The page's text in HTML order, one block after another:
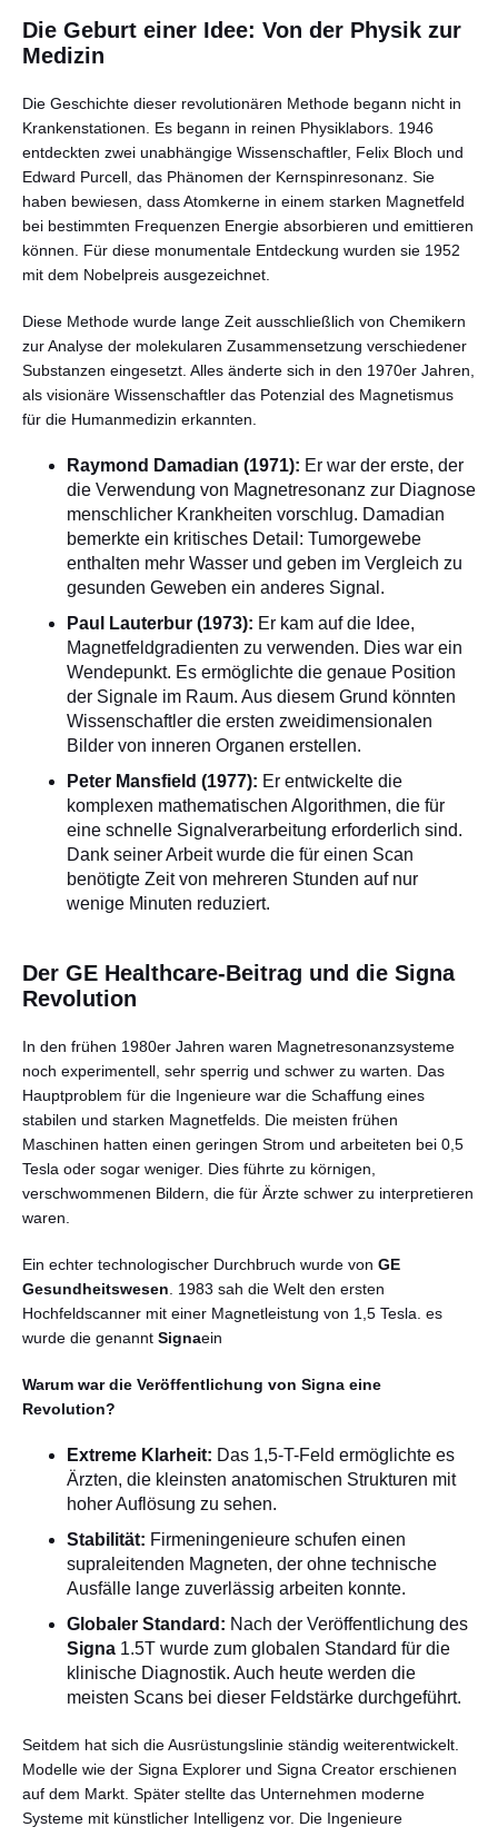
Die Geburt einer Idee: Von der Physik zur
Medizin
Die Geschichte dieser revolutionären Methode begann nicht in
Krankenstationen. Es begann in reinen Physiklabors. 1946
entdeckten zwei unabhängige Wissenschaftler, Felix Bloch und
Edward Purcell, das Phänomen der Kernspinresonanz. Sie
haben bewiesen, dass Atomkerne in einem starken Magnetfeld
bei bestimmten Frequenzen Energie absorbieren und emittieren
können. Für diese monumentale Entdeckung wurden sie 1952
mit dem Nobelpreis ausgezeichnet.
Diese Methode wurde lange Zeit ausschließlich von Chemikern
zur Analyse der molekularen Zusammensetzung verschiedener
Substanzen eingesetzt. Alles änderte sich in den 1970er Jahren,
als visionäre Wissenschaftler das Potenzial des Magnetismus
für die Humanmedizin erkannten.
Raymond Damadian (1971): Er war der erste, der
die Verwendung von Magnetresonanz zur Diagnose
menschlicher Krankheiten vorschlug. Damadian
bemerkte ein kritisches Detail: Tumorgewebe
enthalten mehr Wasser und geben im Vergleich zu
gesunden Geweben ein anderes Signal.
Paul Lauterbur (1973): Er kam auf die Idee,
Magnetfeldgradienten zu verwenden. Dies war ein
Wendepunkt. Es ermöglichte die genaue Position
der Signale im Raum. Aus diesem Grund könnten
Wissenschaftler die ersten zweidimensionalen
Bilder von inneren Organen erstellen.
Peter Mansfield (1977): Er entwickelte die
komplexen mathematischen Algorithmen, die für
eine schnelle Signalverarbeitung erforderlich sind.
Dank seiner Arbeit wurde die für einen Scan
benötigte Zeit von mehreren Stunden auf nur
wenige Minuten reduziert.
Der GE Healthcare-Beitrag und die Signa
Revolution
In den frühen 1980er Jahren waren Magnetresonanzsysteme
noch experimentell, sehr sperrig und schwer zu warten. Das
Hauptproblem für die Ingenieure war die Schaffung eines
stabilen und starken Magnetfelds. Die meisten frühen
Maschinen hatten einen geringen Strom und arbeiteten bei 0,5
Tesla oder sogar weniger. Dies führte zu körnigen,
verschwommenen Bildern, die für Ärzte schwer zu interpretieren
waren.
Ein echter technologischer Durchbruch wurde von GE
Gesundheitswesen . 1983 sah die Welt den ersten
Hochfeldscanner mit einer Magnetleistung von 1,5 Tesla. es
wurde die genannt Signaein
Warum war die Veröffentlichung von Signa eine
Revolution?
Extreme Klarheit: Das 1,5-T-Feld ermöglichte es
Ärzten, die kleinsten anatomischen Strukturen mit
hoher Auflösung zu sehen.
Stabilität: Firmeningenieure schufen einen
supraleitenden Magneten, der ohne technische
Ausfälle lange zuverlässig arbeiten konnte.
Globaler Standard: Nach der Veröffentlichung des
Signa 1.5T wurde zum globalen Standard für die
klinische Diagnostik. Auch heute werden die
meisten Scans bei dieser Feldstärke durchgeführt.
Seitdem hat sich die Ausrüstungslinie ständig weiterentwickelt.
Modelle wie der Signa Explorer und Signa Creator erschienen
auf dem Markt. Später stellte das Unternehmen moderne
Systeme mit künstlicher Intelligenz vor. Die Ingenieure